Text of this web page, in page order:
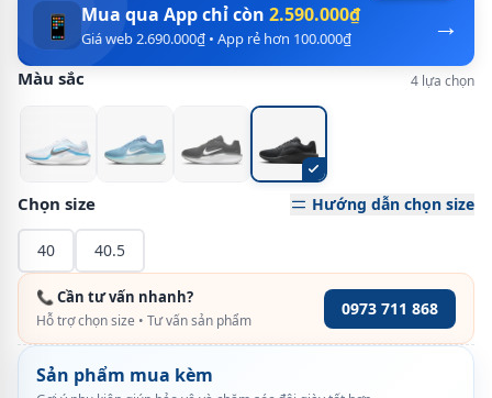
→
📱 Mua qua App chỉ còn 2.590.000₫
Giá web 2.690.000₫ • App rẻ hơn 100.000₫
Màu sắc 4 lựa chọn
Chọn size Hướng dẫn chọn size
40 40.5
📞 Cần tư vấn nhanh?
Hỗ trợ chọn size • Tư vấn sản phẩm
0973 711 868
Sản phẩm mua kèm